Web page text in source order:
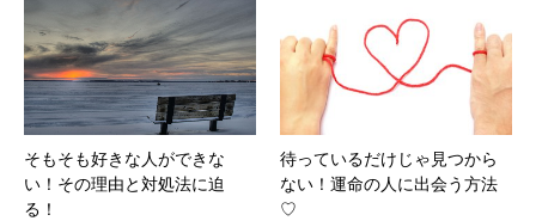
そもそも好きな人ができな
い！その理由と対処法に迫
る！
待っているだけじゃ見つから
ない！運命の人に出会う方法
♡